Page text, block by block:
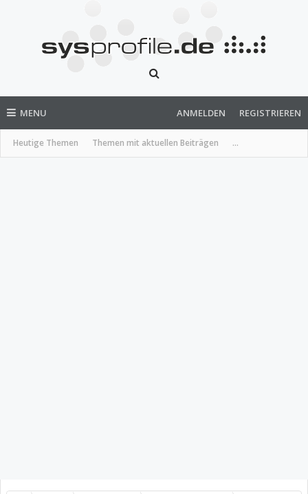
MENU
Heutige Themen Themen mit aktuellen Beiträgen ...
ANMELDEN REGISTRIEREN